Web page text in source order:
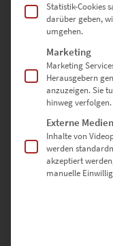
Statistik-Cookies
darüber geben,
umgehen.
Marketing
Marketing
Herausgebern
anzuzeigen. Sie
hinweg verfolgen.
Externe Medien
Inhalte von
werden
akzeptiert
manuelle